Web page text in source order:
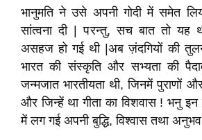
भानुमति ने उसे अपनी गोदी में समेत
सांत्वना दी | परन्तु, सच बात तो यह
असहज हो गई थी |अब ज़ंदगियों की
भारत की संस्कृति और सभ्यता की
जन्मजात भारतीयता थी, जिनमें पुराणों
और जिन्हें था गीता का विशवास ! भनु इन
में लग गई अपनी बुद्धि, विश्वास तथा